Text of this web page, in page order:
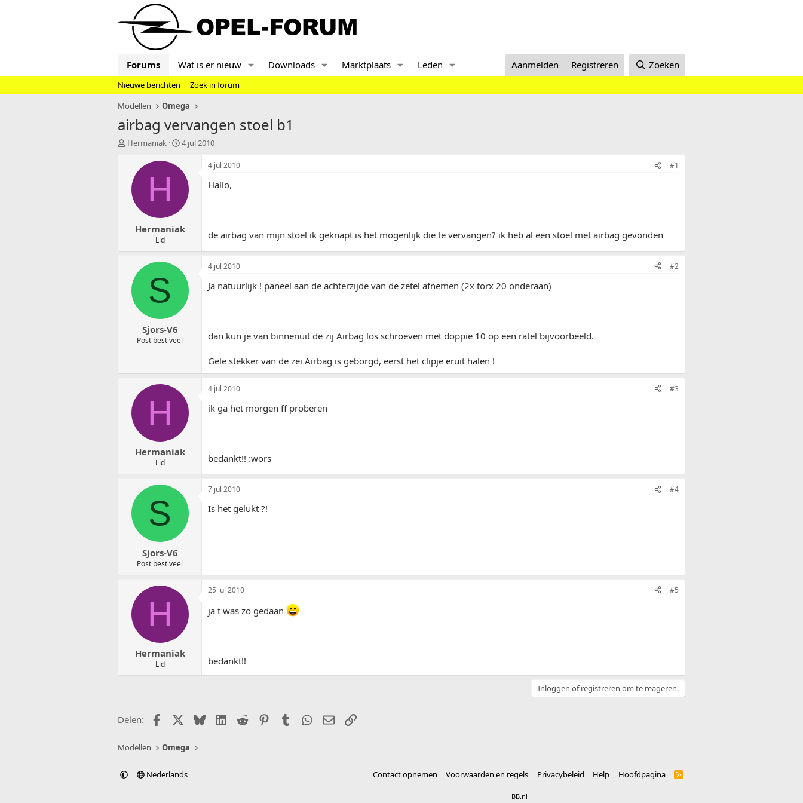
Forums Wat is er nieuw Downloads Marktplaats Leden Aanmelden Registreren Zoeken
Nieuwe berichten
Zoek in forum
Modellen
Omega
airbag vervangen stoel b1
T
e
Hermaniak
S
r
a
u
4 jul 2010
H
Hermaniak
Lid
4 jul 2010 #1
Hallo,
de airbag van mijn stoel ik geknapt is het mogenlijk die te vervangen? ik heb al een stoel met airbag gevonden
S
Sjors-V6
Post best veel
4 jul 2010 #2
Ja natuurlijk ! paneel aan de achterzijde van de zetel afnemen (2x torx 20 onderaan)
dan kun je van binnenuit de zij Airbag los schroeven met doppie 10 op een ratel bijvoorbeeld.
Gele stekker van de zei Airbag is geborgd, eerst het clipje eruit halen !
H
Hermaniak
Lid
4 jul 2010 #3
ik ga het morgen ff proberen
bedankt!! :wors
S
Sjors-V6
Post best veel
7 jul 2010 #4
Is het gelukt ?!
H
Hermaniak
Lid
25 jul 2010 #5
ja t was zo gedaan
bedankt!!
Inloggen of registreren om te reageren.
Delen: FacebookX (Twitter)
BlueskyLinkedIn
Reddit PinterestTumblr WhatsApp
E-mailLink
Modellen Omega
Nederlands Contact opnemen Voorwaarden en regels Privacybeleid Help Hoofdpagina
R
BB.nl